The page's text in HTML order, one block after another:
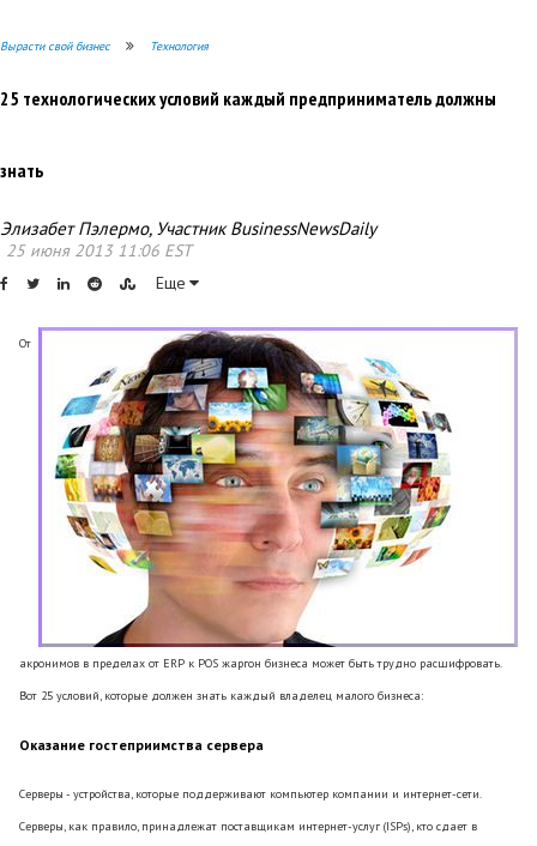
Вырасти свой бизнес Технология
25 технологических условий каждый предприниматель должны
знать
Элизабет Пэлермо, Участник BusinessNewsDaily
25 июня 2013 11:06 EST
Еще
От
акронимов в пределах от ERP к POS жаргон бизнеса может быть трудно расшифровать.
Вот 25 условий, которые должен знать каждый владелец малого бизнеса:
Оказание гостеприимства сервера
Серверы - устройства, которые поддерживают компьютер компании и интернет-сети.
Серверы, как правило, принадлежат поставщикам интернет-услуг (ISPs), кто сдает в